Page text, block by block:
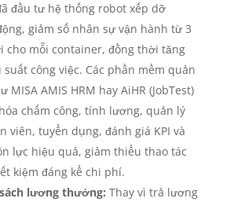
đầu tư hệ thống robot xếp dỡ
giảm số nhân sự vận hành từ 3
cho mỗi container, đồng thời tăng
suất công việc. Các phần mềm quản
MISA AMIS HRM hay AiHR (JobTest)
chấm công, tính lương, quản lý
viên, tuyển dụng, đánh giá KPI và
lực hiệu quả, giảm thiểu thao tác
kiệm đáng kể chi phí.
lương thưởng: Thay vì trả lương